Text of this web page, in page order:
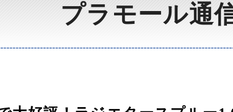
プラモール通